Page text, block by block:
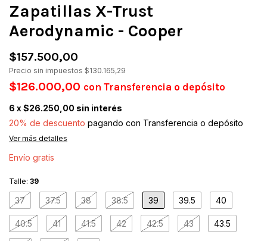
Zapatillas X-Trust
Aerodynamic - Cooper
$157.500,00
Precio sin impuestos $130.165,29
$126.000,00 con Transferencia o depósito
6 x$26.250,00 sin interés
20% de descuento pagando con Transferencia o depósito
Ver más detalles
Envío gratis
Talle: 39
37 37.5 38 38.5 39 39.5 40
40.5 41 41.5 42 42.5 43 43.5